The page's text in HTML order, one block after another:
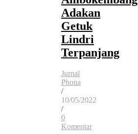
Adakan
Getuk
Lindri
Terpanjang
Jurnal
Phona
/
10/05/2022
/
0
Komentar